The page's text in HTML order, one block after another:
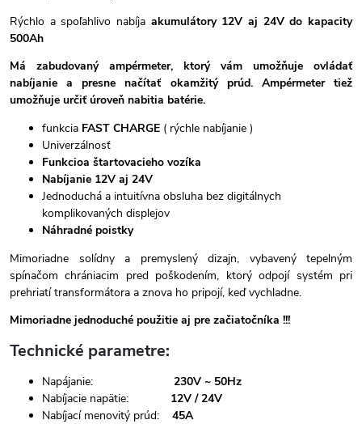
Rýchlo a spoľahlivo nabíja akumulátory 12V aj 24V do kapacity
500Ah
Má zabudovaný ampérmeter, ktorý vám umožňuje ovládať
nabíjanie a presne načítať okamžitý prúd. Ampérmeter tiež
umožňuje určiť úroveň nabitia batérie.
funkcia FAST CHARGE ( rýchle nabíjanie )
Univerzálnosť
Funkcioa štartovacieho vozíka
Nabíjanie 12V aj 24V
Jednoduchá a intuitívna obsluha bez digitálnych
komplikovaných displejov
Náhradné poistky
Mimoriadne solídny a premyslený dizajn, vybavený tepelným
spínačom chrániacim pred poškodením, ktorý odpojí systém pri
prehriatí transformátora a znova ho pripojí, keď vychladne.
Mimoriadne jednoduché použitie aj pre začiatočníka !!!
Technické parametre:
Napájanie: 230V ~ 50Hz
Nabíjacie napätie: 12V / 24V
Nabíjací menovitý prúd: 45A